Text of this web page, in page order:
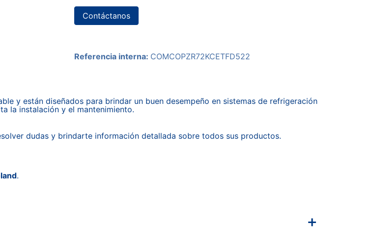
Contáctanos
Referencia interna: COMCOPZR72KCETFD522
y están diseñados para brindar un buen desempeño en sistemas de refrigeración
la instalación y el mantenimiento.
dudas y brindarte información detallada sobre todos sus productos.
.